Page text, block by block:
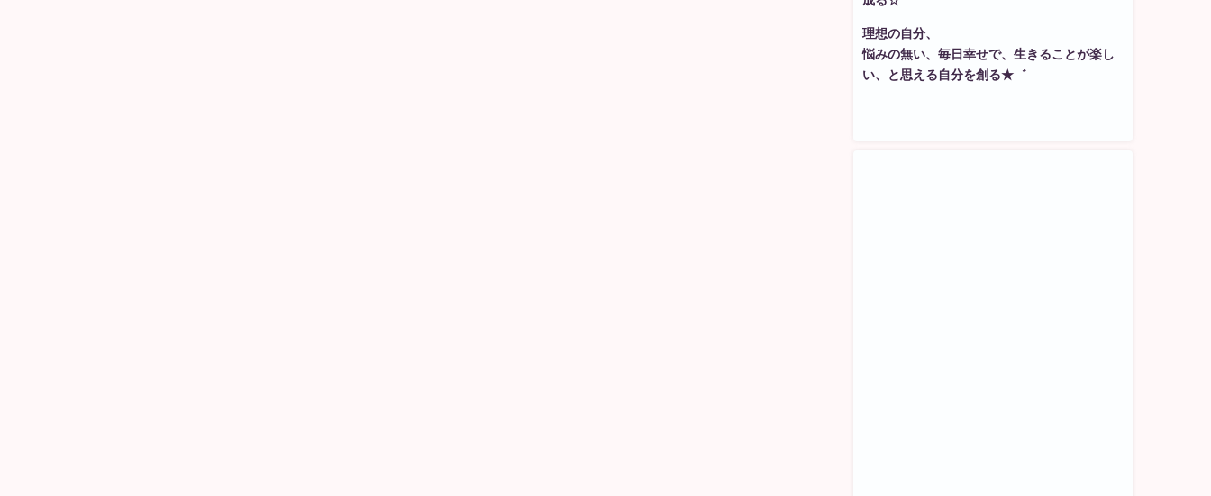
理想の自分、
悩みの無い、毎日幸せで、生きることが楽し
い、と思える自分を創る★゛